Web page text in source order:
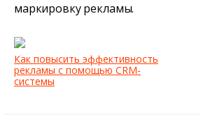
маркировку рекламы.
Как повысить эффективность
рекламы с помощью CRM-
системы